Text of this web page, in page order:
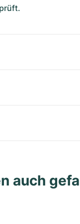
auch